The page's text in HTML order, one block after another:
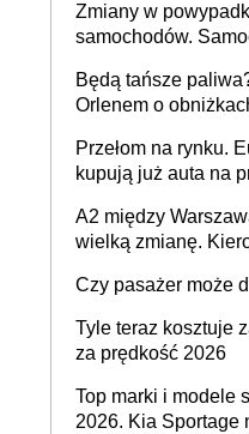
Zmiany w
samochodów.
technologią
Będą tańsze
Orlenem o
Przełom na rynku.
kupują już auta na
A2 między
wielką zmianę.
Czy pasażer może
Tyle teraz kosztuje
za prędkość 2026
Top marki i modele
2026. Kia Sportage